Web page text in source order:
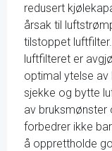
redusert
årsak til
tilstoppet
luftfilteret er
optimal ytelse av
sjekke og bytte
av bruksmønster
forbedrer ikke
å opprettholde